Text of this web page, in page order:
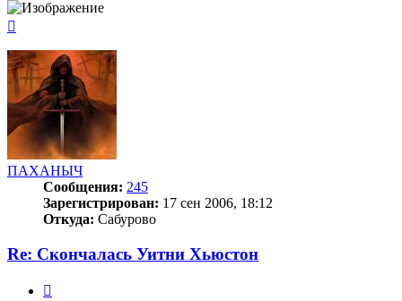
началу
ПАХАНЫЧ
Сообщения: 245
Зарегистрирован: 17 сен 2006, 18:12
Откуда: Сабурово
Re: Скончалась Уитни Хьюстон